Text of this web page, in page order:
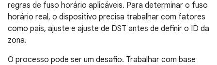
regras de fuso horário aplicáveis. Para determinar o fuso
horário real, o dispositivo precisa trabalhar com fatores
como país, ajuste e ajuste de DST antes de definir o ID da
zona.
O processo pode ser um desafio. Trabalhar com base